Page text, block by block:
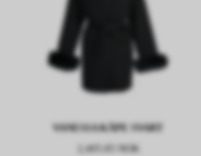
VANESSA KÅPE SVART
2,405.85 NOK